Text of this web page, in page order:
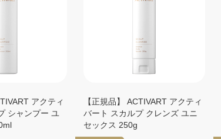
アクティ
シャンプー ユ
【正規品】 ACTIVART アクティ
バート スカルプ クレンズ ユニ
セックス 250g